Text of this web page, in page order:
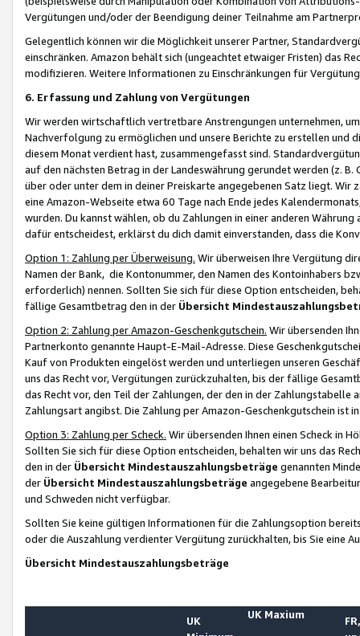
Vergütungen und/oder der Beendigung deiner Teilnahme am
Gelegentlich können wir die Möglichkeit unserer Partner,
einschränken. Amazon behält sich (ungeachtet etwaiger Fristen) das
modifizieren. Weitere Informationen zu Einschränkungen für
6. Erfassung und Zahlung von Vergütungen
Wir werden wirtschaftlich vertretbare Anstrengungen unternehmen,
Nachverfolgung zu ermöglichen und unsere Berichte zu erstellen und
diesem Monat verdient hast, zusammengefasst sind.
auf den nächsten Betrag in der Landeswährung gerundet werden (z.
über oder unter dem in deiner Preiskarte angegebenen Satz liegt.
eine Amazon-Webseite etwa 60 Tage nach Ende jedes
wurden. Du kannst wählen, ob du Zahlungen in einer anderen
dafür entscheidest, erklärst du dich damit einverstanden, dass die
Option 1: Zahlung per Überweisung. Wir überweisen Ihre Vergütung
Namen der Bank, die Kontonummer, den Namen des Kontoinhabers
erforderlich) nennen. Sollten Sie sich für diese Option entscheiden,
fällige Gesamtbetrag den in der Übersicht
Option 2: Zahlung per Amazon-Geschenkgutschein. Wir übersenden
Partnerkonto genannte Haupt-E-Mail-Adresse. Diese
Kauf von Produkten eingelöst werden und unterliegen unseren
uns das Recht vor, Vergütungen zurückzuhalten, bis der fällige
das Recht vor, den Teil der Zahlungen, der den in der
Zahlungsart angibst. Die Zahlung per Amazon-Geschenkgutschein ist
Option 3: Zahlung per Scheck. Wir übersenden Ihnen einen Scheck in
Sollten Sie sich für diese Option entscheiden, behalten wir uns das
den in der Übersicht Mindestauszahlungsbeträge genannten
der Übersicht Mindestauszahlungsbeträge angegebene
und Schweden nicht verfügbar.
Sollten Sie keine gültigen Informationen für die Zahlungsoption
oder die Auszahlung verdienter Vergütung zurückhalten, bis Sie
Übersicht Mindestauszahlungsbeträge
UK
UK Maxium